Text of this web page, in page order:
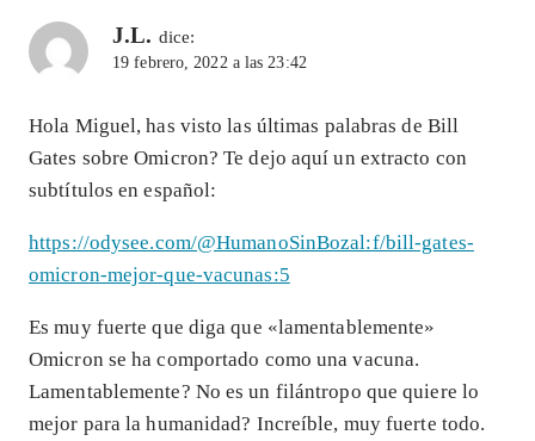
J.L. dice:
19 febrero, 2022 a las 23:42
Hola Miguel, has visto las últimas palabras de Bill
Gates sobre Omicron? Te dejo aquí un extracto con
subtítulos en español:
https://odysee.com/@HumanoSinBozal:f/bill-gates-
omicron-mejor-que-vacunas:5
Es muy fuerte que diga que «lamentablemente»
Omicron se ha comportado como una vacuna.
Lamentablemente? No es un filántropo que quiere lo
mejor para la humanidad? Increíble, muy fuerte todo.